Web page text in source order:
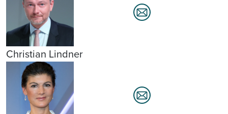
Christian Lindner